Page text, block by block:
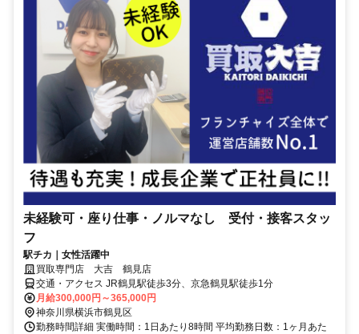
未経験可・座り仕事・ノルマなし 受付・接客スタッ
フ
駅チカ｜女性活躍中
買取専門店 大吉 鶴見店
交通・アクセス JR鶴見駅徒歩3分、京急鶴見駅徒歩1分
月給300,000円～365,000円
神奈川県横浜市鶴見区
勤務時間詳細 実働時間：1日あたり8時間 平均勤務日数：1ヶ月あた